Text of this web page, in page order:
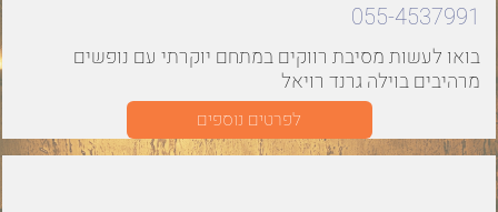
055-4537991
בואו לעשות מסיבת רווקים במתחם יוקרתי עם נופשים
מרהיבים בוילה גרנד רויאל
לפרטים נוספים